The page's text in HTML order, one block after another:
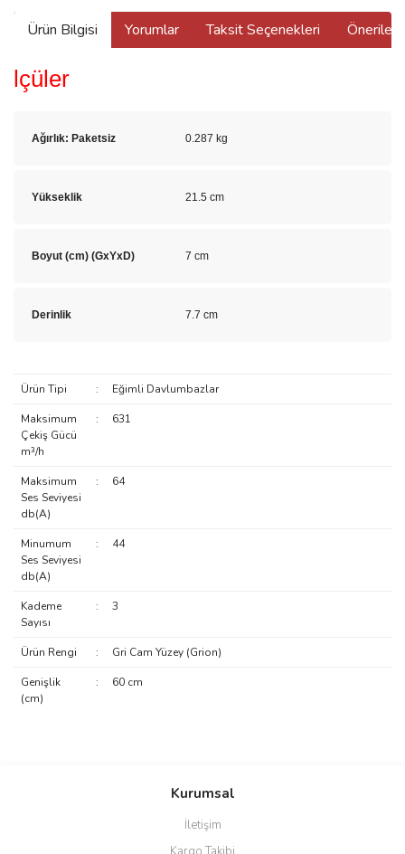
Ürün Bilgisi Yorumlar Taksit Seçenekleri
lçüler
Ağırlık: Paketsiz 0.287 kg
Yükseklik 21.5 cm
Boyut (cm) (GxYxD) 7 cm
Derinlik 7.7 cm
Ürün Tipi : Eğimli Davlumbazlar
Maksimum
Çekiş Gücü
m³/h
: 631
Maksimum
Ses Seviyesi
db(A)
: 64
Minumum
Ses Seviyesi
db(A)
: 44
Kademe
Sayısı
: 3
Ürün Rengi : Gri Cam Yüzey (Grion)
Genişlik
(cm)
: 60 cm
Bu ürüne ilk yorumu siz yapın!
Kurumsal
İletişim